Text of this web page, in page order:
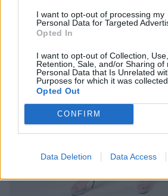
I want to opt-out of processing my
Personal Data for Targeted
Opted In
I want to opt-out of Collection, Use,
Retention, Sale, and/or Sharing of
Personal Data that Is Unrelated
Purposes for which it was collected.
Opted Out
CONFIRM
Data Deletion Data Access